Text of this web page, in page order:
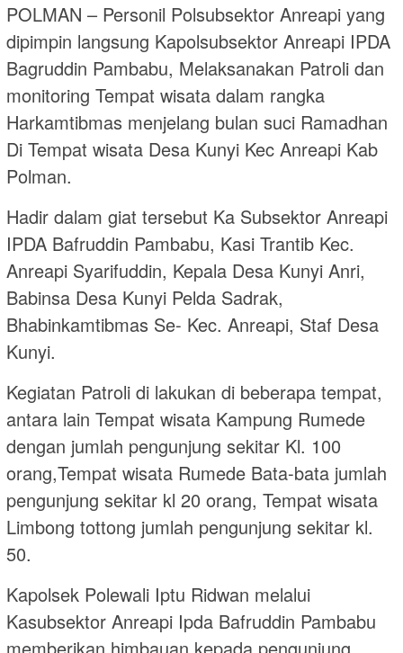
POLMAN – Personil Polsubsektor Anreapi yang
dipimpin langsung Kapolsubsektor Anreapi IPDA
Bagruddin Pambabu, Melaksanakan Patroli dan
monitoring Tempat wisata dalam rangka
Harkamtibmas menjelang bulan suci Ramadhan
Di Tempat wisata Desa Kunyi Kec Anreapi Kab
Polman.
Hadir dalam giat tersebut Ka Subsektor Anreapi
IPDA Bafruddin Pambabu, Kasi Trantib Kec.
Anreapi Syarifuddin, Kepala Desa Kunyi Anri,
Babinsa Desa Kunyi Pelda Sadrak,
Bhabinkamtibmas Se- Kec. Anreapi, Staf Desa
Kunyi.
Kegiatan Patroli di lakukan di beberapa tempat,
antara lain Tempat wisata Kampung Rumede
dengan jumlah pengunjung sekitar Kl. 100
orang,Tempat wisata Rumede Bata-bata jumlah
pengunjung sekitar kl 20 orang, Tempat wisata
Limbong tottong jumlah pengunjung sekitar kl.
50.
Kapolsek Polewali Iptu Ridwan melalui
Kasubsektor Anreapi Ipda Bafruddin Pambabu